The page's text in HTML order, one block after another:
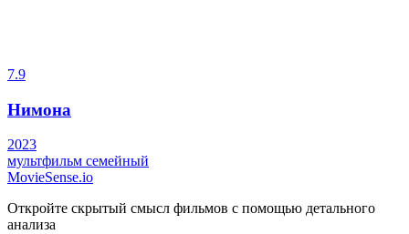
7.9
Нимона
2023
мультфильм семейный
MovieSense.io
Откройте скрытый смысл фильмов с помощью детального
анализа